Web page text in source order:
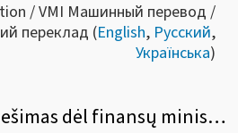
/ VMI Машинный перевод /
переклад (English, Русский,
Українська)
Informacinis pranešimas dėl finansų ministro įsakymo pakeitimo